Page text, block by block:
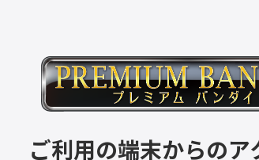
ご利用の端末からのア